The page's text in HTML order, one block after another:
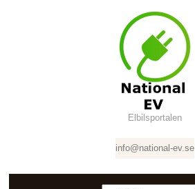
Elbilsportalen
info@national-ev.se